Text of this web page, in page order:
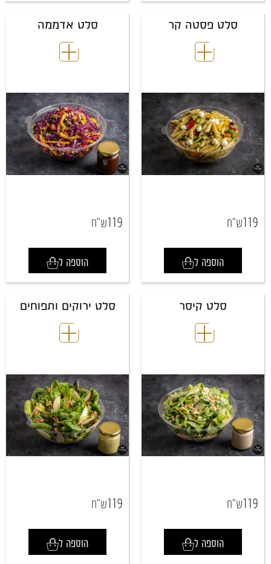
סלט פסטה קר
119ש"ח
הוספה ל
סלט אדממה
119ש"ח
הוספה ל
סלט קיסר
119ש"ח
הוספה ל
סלט ירוקים ותפוחים
119ש"ח
הוספה ל